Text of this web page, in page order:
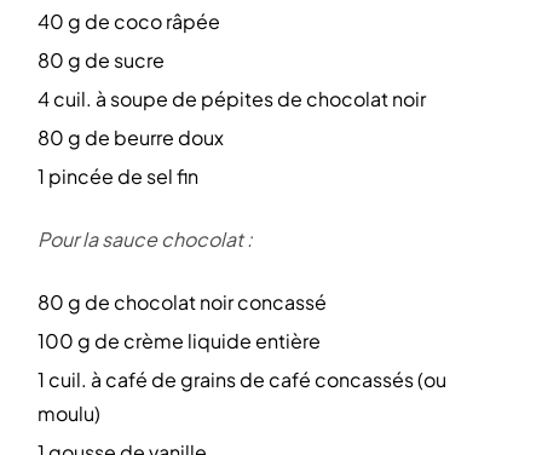
40 g de coco râpée
80 g de sucre
4 cuil. à soupe de pépites de chocolat noir
80 g de beurre doux
1 pincée de sel fin
Pour la sauce chocolat :
80 g de chocolat noir concassé
100 g de crème liquide entière
1 cuil. à café de grains de café concassés (ou
moulu)